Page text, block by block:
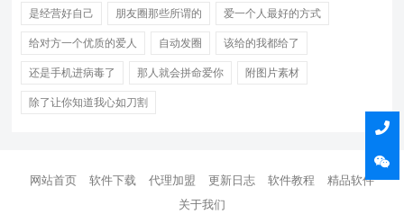
是经营好自己 朋友圈那些所谓的 爱一个人最好的方式
给对方一个优质的爱人 自动发圈 该给的我都给了
还是手机进病毒了 那人就会拼命爱你 附图片素材
除了让你知道我心如刀割
网站首页 软件下载 代理加盟 更新日志 软件教程
精品软件
关于我们